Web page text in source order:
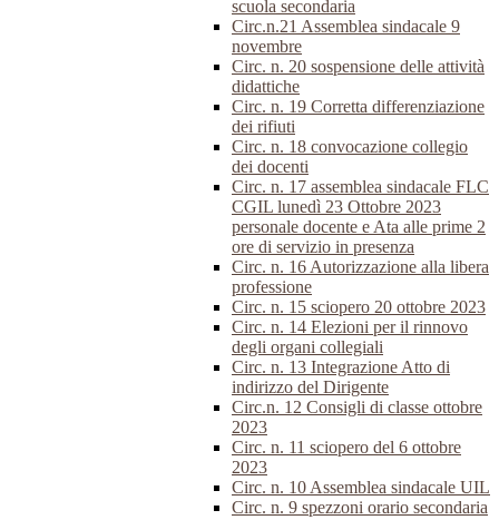
scuola secondaria
Circ.n.21 Assemblea sindacale 9
novembre
Circ. n. 20 sospensione delle attività
didattiche
Circ. n. 19 Corretta differenziazione
dei rifiuti
Circ. n. 18 convocazione collegio
dei docenti
Circ. n. 17 assemblea sindacale FLC
CGIL lunedì 23 Ottobre 2023
personale docente e Ata alle prime 2
ore di servizio in presenza
Circ. n. 16 Autorizzazione alla libera
professione
Circ. n. 15 sciopero 20 ottobre 2023
Circ. n. 14 Elezioni per il rinnovo
degli organi collegiali
Circ. n. 13 Integrazione Atto di
indirizzo del Dirigente
Circ.n. 12 Consigli di classe ottobre
2023
Circ. n. 11 sciopero del 6 ottobre
2023
Circ. n. 10 Assemblea sindacale UIL
Circ. n. 9 spezzoni orario secondaria